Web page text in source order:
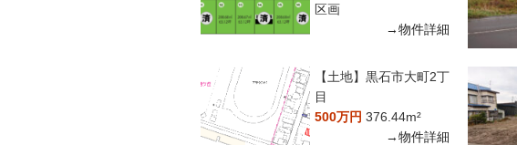
区画
→物件詳細
【土地】黒石市大町2丁
目
500万円 376.44m²
→物件詳細